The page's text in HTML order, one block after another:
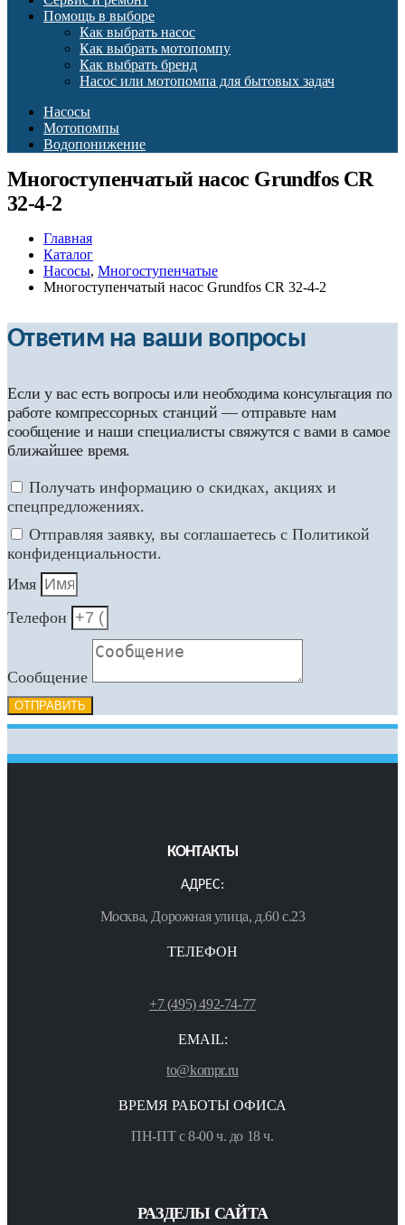
Помощь в выборе
Как выбрать насос
Как выбрать мотопомпу
Как выбрать бренд
Насос или мотопомпа для бытовых задач
Насосы
Мотопомпы
Водопонижение
Многоступенчатый насос Grundfos CR
32-4-2
Главная
Каталог
Насосы, Многоступенчатые
Многоступенчатый насос Grundfos CR 32-4-2
Ответим на ваши вопросы
Если у вас есть вопросы или необходима консультация по
работе компрессорных станций — отправьте нам
сообщение и наши специалисты свяжутся с вами в самое
ближайшее время.
Получать информацию о скидках, акциях и
спецпредложениях.
Отправляя заявку, вы соглашаетесь с Политикой
конфиденциальности.
Имя
Телефон
Сообщение
ОТПРАВИТЬ
КОНТАКТЫ
АДРЕС:
Москва, Дорожная улица, д.60 с.23
ТЕЛЕФОН
+7 (495) 492-74-77
EMAIL:
to@kompr.ru
ВРЕМЯ РАБОТЫ ОФИСА
ПН-ПТ с 8-00 ч. до 18 ч.
РАЗДЕЛЫ САЙТА